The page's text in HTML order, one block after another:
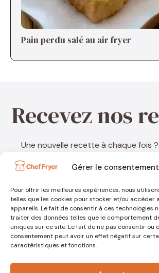
Gérer le consentement
Pour offrir les meilleures expériences, nous
telles que les cookies pour stocker et/ou accéder
appareils. Le fait de consentir à ces technologies
traiter des données telles que le comportement
uniques sur ce site. Le fait de ne pas consentir ou
consentement peut avoir un effet négatif sur
caractéristiques et fonctions.
Pain perdu salé au air fryer
Recevez nos
Une nouvelle recette à chaque fois